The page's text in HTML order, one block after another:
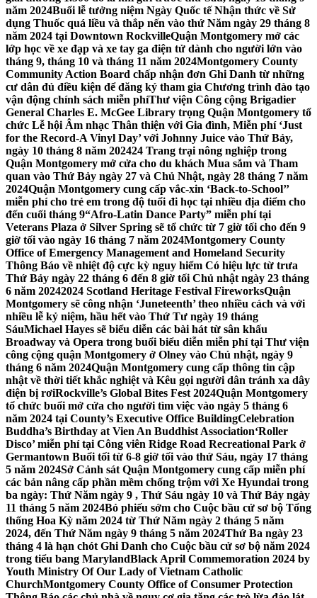
năm 2024Buổi lễ tưởng niệm Ngày Quốc tế Nhận thức về Sử
dụng Thuốc quá liều và thắp nến vào thứ Năm ngày 29 tháng 8
năm 2024 tại Downtown RockvilleQuận Montgomery mở các
lớp học về xe đạp và xe tay ga điện tử dành cho người lớn vào
tháng 9, tháng 10 và tháng 11 năm 2024Montgomery County
Community Action Board chấp nhận đơn Ghi Danh từ những
cư dân đủ điều kiện để đăng ký tham gia Chương trình đào tạo
vận động chính sách miễn phíThư viện Công cộng Brigadier
General Charles E. McGee Library trọng Quận Montgomery tổ
chức Lễ hội Âm nhạc Thân thiện với Gia đình, Miễn phí ‘Just
for the Record-A Vinyl Day’ với Johnny Juice vào Thứ Bảy,
ngày 10 tháng 8 năm 202424 Trang trại nông nghiệp trong
Quận Montgomery mở cửa cho du khách Mua sắm và Tham
quan vào Thứ Bảy ngày 27 và Chủ Nhật, ngày 28 tháng 7 năm
2024Quận Montgomery cung cấp vắc-xin ‘Back-to-School’’
miễn phí cho trẻ em trong độ tuổi đi học tại nhiều địa điểm cho
đến cuối tháng 9“Afro-Latin Dance Party” miễn phí tại
Veterans Plaza ở Silver Spring sẽ tổ chức từ 7 giờ tối cho đến 9
giờ tối vào ngày 16 tháng 7 năm 2024Montgomery County
Office of Emergency Management and Homeland Security
Thông Báo về nhiệt độ cực kỳ nguy hiểm Có hiệu lực từ trưa
Thứ Bảy ngày 22 tháng 6 đến 8 giờ tối Chủ nhật ngày 23 tháng
6 năm 20242024 Scotland Heritage Festival FireworksQuận
Montgomery sẽ công nhận ‘Juneteenth’ theo nhiều cách và với
nhiều lễ kỷ niệm, hầu hết vào Thứ Tư ngày 19 tháng
SáuMichael Hayes sẽ biểu diễn các bài hát từ sân khấu
Broadway và Opera trong buổi biểu diễn miễn phí tại Thư viện
công cộng quận Montgomery ở Olney vào Chủ nhật, ngày 9
tháng 6 năm 2024Quận Montgomery cung cấp thông tin cập
nhật về thời tiết khắc nghiệt và Kêu gọi người dân tránh xa dây
điện bị rơiRockville’s Global Bites Fest 2024Quận Montgomery
tổ chức buổi mở cửa cho người tìm việc vào ngày 5 tháng 6
năm 2024 tại County’s Executive Office BuildingCelebration
Buddha’s Birthday at Vien An Buddhist Association‘Roller
Disco’ miễn phí tại Công viên Ridge Road Recreational Park ở
Germantown Buổi tối từ 6-8 giờ tối vào thứ Sáu, ngày 17 tháng
5 năm 2024Sở Cảnh sát Quận Montgomery cung cấp miễn phí
các bản nâng cấp phần mềm chống trộm với Xe Hyundai trong
ba ngày: Thứ Năm ngày 9 , Thứ Sáu ngày 10 và Thứ Bảy ngày
11 tháng 5 năm 2024Bỏ phiếu sớm cho Cuộc bầu cử sơ bộ Tổng
thống Hoa Kỳ năm 2024 từ Thứ Năm ngày 2 tháng 5 năm
2024, đến Thứ Năm ngày 9 tháng 5 năm 2024Thứ Ba ngày 23
tháng 4 là hạn chót Ghi Danh cho Cuộc bầu cử sơ bộ năm 2024
trong tiểu bang MarylandBlack April Commemoration 2024 by
Youth Ministry Of Our Lady of Vietnam Catholic
ChurchMontgomery County Office of Consumer Protection